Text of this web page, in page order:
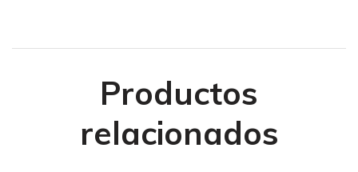
Productos
relacionados